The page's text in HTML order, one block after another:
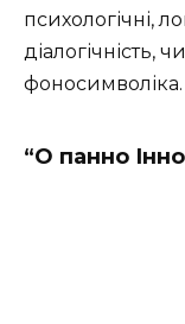
психологічні,
діалогічність,
фоносимволіка.
“О панно